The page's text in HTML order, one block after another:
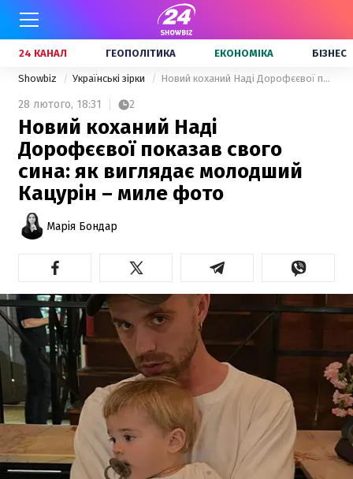
24 КАНАЛ ГЕОПОЛІТИКА ЕКОНОМІКА БІЗНЕС
Showbiz Українські зірки Новий коханий Наді Дорофєєвої показав свого сина: як виглядає молодший Кацурін – миле фото
28 лютого, 18:31 2
Новий коханий Наді
Дорофєєвої показав свого
сина: як виглядає молодший
Кацурін – миле фото
Марія Бондар